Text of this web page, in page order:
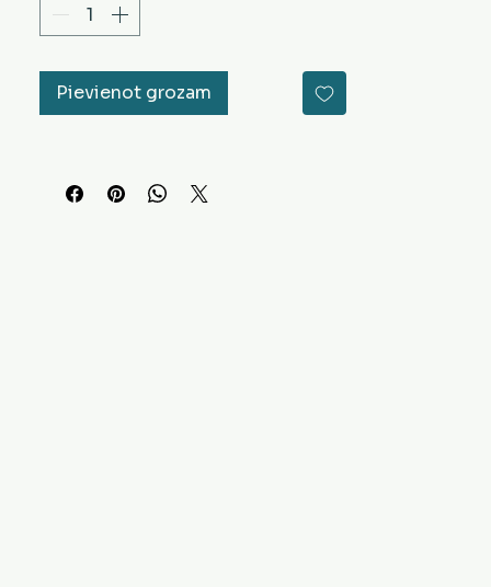
Pievienot grozam